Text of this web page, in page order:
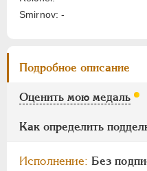
Smirnov: -
Подробное описание
Оценить мою медаль
Как определить
Исполнение: Без
НИКОЛАЙ II